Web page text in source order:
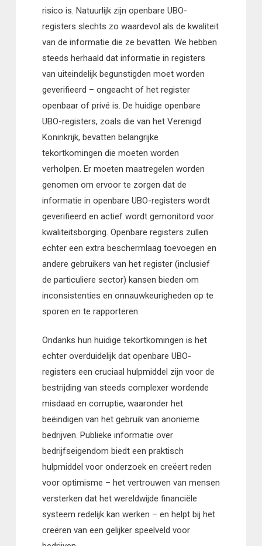
risico is. Natuurlijk zijn openbare UBO-
registers slechts zo waardevol als de kwaliteit
van de informatie die ze bevatten. We hebben
steeds herhaald dat informatie in registers
van uiteindelijk begunstigden moet worden
geverifieerd – ongeacht of het register
openbaar of privé is. De huidige openbare
UBO-registers, zoals die van het Verenigd
Koninkrijk, bevatten belangrijke
tekortkomingen die moeten worden
verholpen. Er moeten maatregelen worden
genomen om ervoor te zorgen dat de
informatie in openbare UBO-registers wordt
geverifieerd en actief wordt gemonitord voor
kwaliteitsborging. Openbare registers zullen
echter een extra beschermlaag toevoegen en
andere gebruikers van het register (inclusief
de particuliere sector) kansen bieden om
inconsistenties en onnauwkeurigheden op te
sporen en te rapporteren.
Ondanks hun huidige tekortkomingen is het
echter overduidelijk dat openbare UBO-
registers een cruciaal hulpmiddel zijn voor de
bestrijding van steeds complexer wordende
misdaad en corruptie, waaronder het
beëindigen van het gebruik van anonieme
bedrijven. Publieke informatie over
bedrijfseigendom biedt een praktisch
hulpmiddel voor onderzoek en creëert reden
voor optimisme – het vertrouwen van mensen
versterken dat het wereldwijde financiële
systeem redelijk kan werken – en helpt bij het
creëren van een gelijker speelveld voor